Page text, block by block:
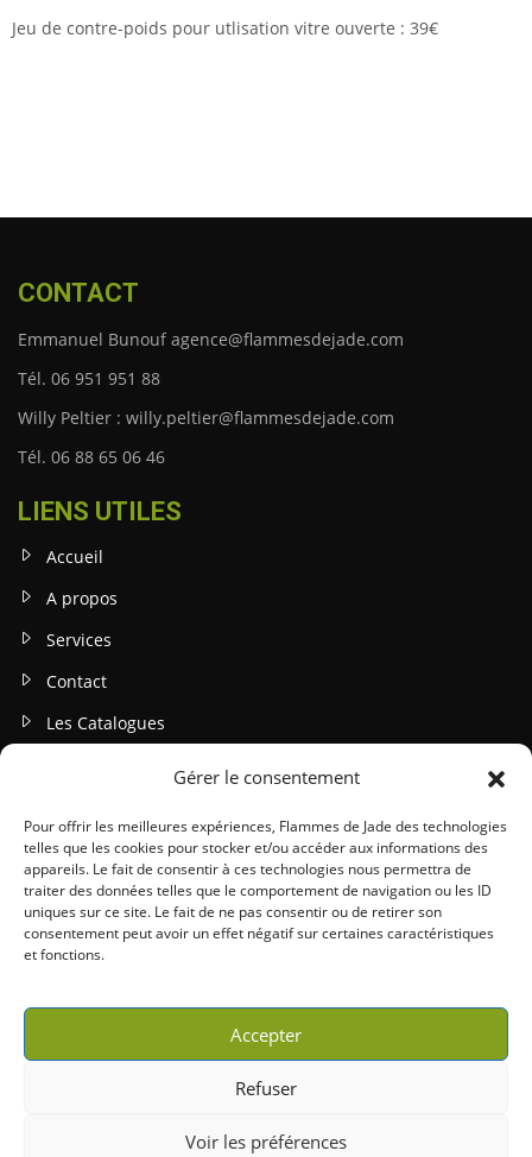
Gérer le consentement
Pour offrir les meilleures expériences, Flammes de Jade des technologies
telles que les cookies pour stocker et/ou accéder aux informations des
appareils. Le fait de consentir à ces technologies nous permettra de
traiter des données telles que le comportement de navigation ou les ID
uniques sur ce site. Le fait de ne pas consentir ou de retirer son
consentement peut avoir un effet négatif sur certaines caractéristiques
et fonctions.
Accepter
Refuser
Voir les préférences
Jeu de contre-poids pour utlisation vitre ouverte : 39€
CONTACT
Emmanuel Bunouf agence@flammesdejade.com
Tél. 06 951 951 88
Willy Peltier : willy.peltier@flammesdejade.com
Tél. 06 88 65 06 46
LIENS UTILES
Accueil
A propos
Services
Contact
Les Catalogues
INFOS LEGALES
Mentions légales
Politique de confidentialité
Gestion des cookies
Conditions générales (CGU / CGV)
Copyright 2026 © Willy Peltier | Tous droits réservés |